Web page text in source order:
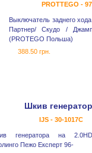
PROTTEGO -
Выключатель заднего
Партнер/ Скудо /
(PROTEGO Польша)
388.50 грн.
Шкив
IJS - 30-1017С
генератора на
Пежо Експерт 96-